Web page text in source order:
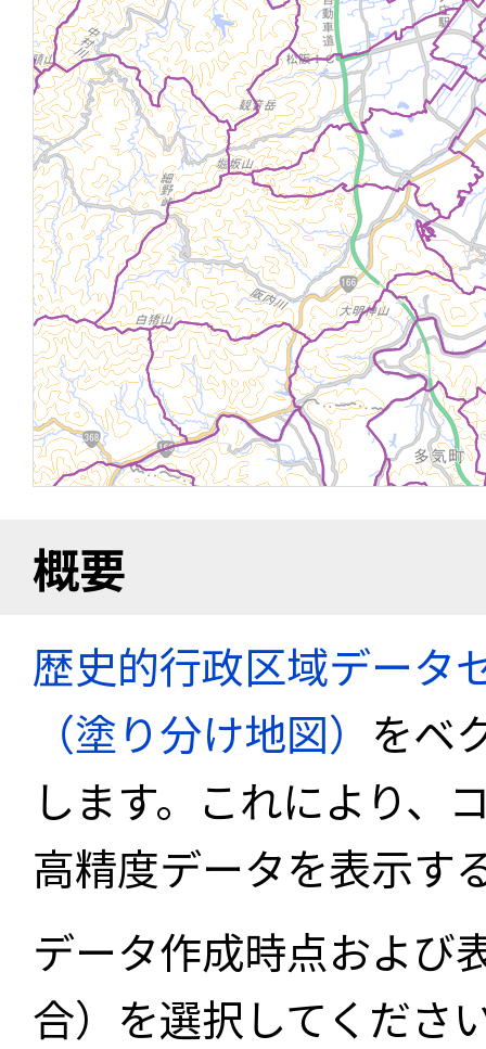
概要
歴史的行政区域データ
（塗り分け地図） をベ
します。これにより、
高精度データを表示す
データ作成時点および
合）を選択してくださ